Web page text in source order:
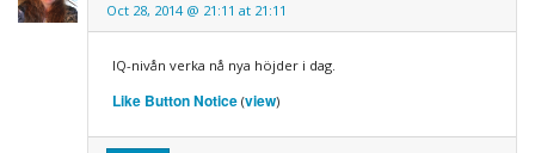
Oct 28, 2014 @ 21:11 at 21:11
IQ-nivån verka nå nya höjder i dag.
Like Button Notice(view)